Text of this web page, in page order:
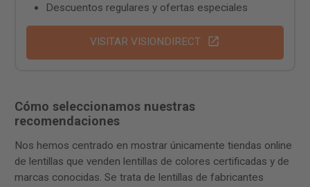
Descuentos regulares y ofertas especiales
VISITAR VISIONDIRECT
Cómo seleccionamos nuestras
recomendaciones
Nos hemos centrado en mostrar únicamente tiendas online
de lentillas que venden lentillas de colores certificadas y de
marcas conocidas. Se trata de lentillas de fabricantes